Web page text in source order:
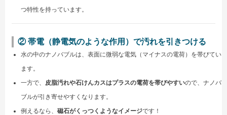
つ特性を持っています。
② 帯電（静電気のような作用）で汚れを引きつける
水の中のナノバブルは、表面に微弱な電気（マイナスの電荷）を帯びてい
ます。
一方で、 皮脂汚れや石けんカスはプラスの電荷を帯びやすいので、ナノバ
ブルが引き寄せやすくなります。
例えるなら、 磁石がくっつくようなイメージです！